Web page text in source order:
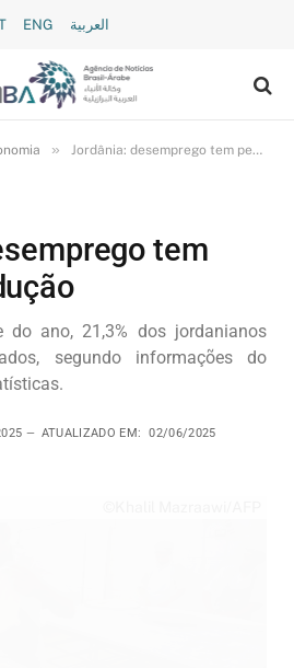
ENG العربية
» Jordânia: desemprego tem pequena redução
tem
do ano, 21,3% dos jordanianos
segundo informações do
ATUALIZADO EM:
02/06/2025